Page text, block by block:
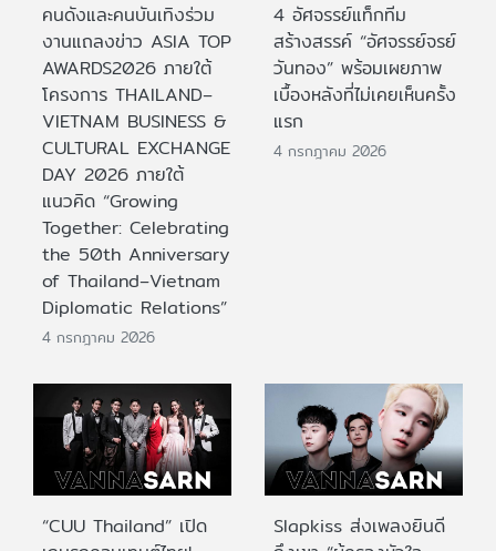
คนดังและคนบันเทิงร่วม
งานแถลงข่าว ASIA TOP
AWARDS2026 ภายใต้
โครงการ THAILAND–
VIETNAM BUSINESS &
CULTURAL EXCHANGE
DAY 2026 ภายใต้
แนวคิด “Growing
Together: Celebrating
the 50th Anniversary
of Thailand–Vietnam
Diplomatic Relations”
4 กรกฎาคม 2026
4 อัศจรรย์แท็กทีม
สร้างสรรค์ “อัศจรรย์จรย์
วันทอง” พร้อมเผยภาพ
เบื้องหลังที่ไม่เคยเห็นครั้ง
แรก
4 กรกฎาคม 2026
“CUU Thailand” เปิด
Slapkiss ส่งเพลงยินดี